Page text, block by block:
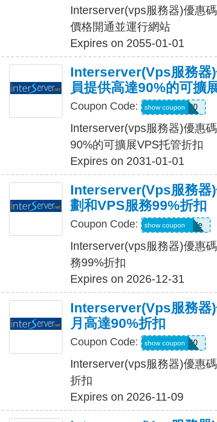
Interserver(vps服務器)優惠
價格開通並運行網站
Expires on 2055-01-01
Interserver(vps服務器
員提供高達90%的可擴
Coupon Code: SERVER100
show coupon
Interserver(vps服務器)優惠
90%的可擴展VPS托管折扣
Expires on 2031-01-01
Interserver(vps服務器
劃和VPS服務99%折扣
Coupon Code: newpromocode
show coupon
Interserver(vps服務器)優惠
務99%折扣
Expires on 2026-12-31
Interserver(vps服務器
月高達90%折扣
Coupon Code: DEAL60
show coupon
Interserver(vps服務器)優惠
折扣
Expires on 2026-11-09